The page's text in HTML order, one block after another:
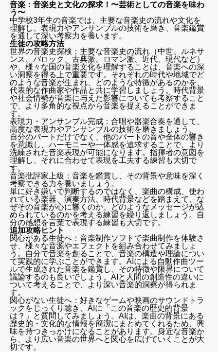
音楽：音楽史と文化の探求！〜芸術としての音楽を味わ
う〜
中学校3年生の音楽では、主要な音楽史の流れや文化を
理解し、表現力やアンサンブルの技術を磨き、音楽鑑賞
を通して深い考察力を養います。
生徒の攻略方法
世界の音楽史探検：主要な音楽史の流れ（中世、ルネサ
ンス、バロック、古典派、ロマン派、近代、現代など）
や、様々な国の音楽文化を理解することは、音楽への深
い洞察を得る上で重要です。それぞれの時代や地域でど
のような音楽が生まれ、どのような特徴があるのかを、
代表的な作曲家や作品と共に学習しましょう。時代背景
や社会情勢が音楽に与えた影響についても考察すること
で、より多角的な視点から音楽を捉えることができま
す。
表現力・アンサンブル完成：合唱や器楽合奏を通して、
高度な表現力やアンサンブルの技術を磨きましょう。
自分のパートだけでなく、他のパートの音や全体の響き
を意識し、ハーモニーや一体感を追求することで、より
洗練された音楽表現が可能になります。指揮者の意図を
理解し、それに合わせて表現を工夫する練習も大切で
す。
音楽批評家上級：音楽を鑑賞し、その背景や意味を深く
考察できる力を養いましょう。
単に好き嫌いで判断するのではなく、楽曲の構成、使わ
れている楽器、演奏方法、時代背景などを踏まえて、な
ぜその音楽が心に響くのか、どのようなメッセージが込
められているのかを考える練習を繰り返しましょう。自
分の感想を言葉で表現する練習も大切です。
追加攻略ヒント
関心がある生徒へ：音楽制作ソフトで楽曲制作を体験さ
せ、様々な音源やエフェクトを組み合わせてみましょ
う。自分で音楽を創ることで、音楽の構造や理論につい
て実践的に学ぶことができます。AIによる自動作曲ツー
ルで生成された音楽を鑑賞し、その特徴や限界について
議論するのも良いでしょう。AIと人間の創造性の違いに
ついて考えることで、より深い音楽的洞察が得られま
す。
関心がない生徒へ：好きなゲームや映画のサウンドトラ
ックをじっくり聴き、AIに「この音楽の歴史的背景
は？」と質問してみましょう。AIは、楽曲の背景にある
歴史的・文化的な情報を簡潔にまとめてくれるため、興
味を持つきっかけになることがあります。身近な音楽か
ら、より広い音楽の世界へと関心を広げていくことが大
切です。